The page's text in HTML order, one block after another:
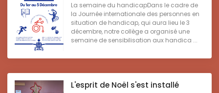
La semaine du handicapDans le cadre de
la Journée internationale des personnes en
situation de handicap, qui aura lieu le 3
décembre, notre collège a organisé une
semaine de sensibilisation aux handica ...
L'esprit de Noël s'est installé